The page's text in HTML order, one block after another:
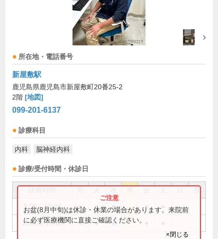
所在地・電話番号
新屋敷駅
鹿児島県鹿児島市新屋敷町20番25-2
2階 [地図]
099-201-6137
診療科目
内科 脳神経内科
診療/受付時間・休診日
祝
9:00～13:30 ● ● ● ●
15:00～19:00 ● ● ●
お盆(8月中旬)は休診・休業の場合があります。来院前
に必ず医療機関に直接ご確認ください。
×閉じる